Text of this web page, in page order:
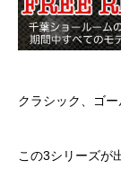
クラシック、ゴー
この3シリーズが